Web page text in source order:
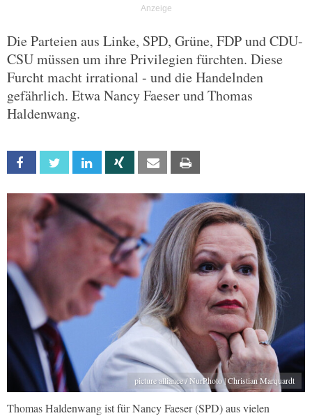
Die Parteien aus Linke, SPD, Grüne, FDP und CDU-
CSU müssen um ihre Privilegien fürchten. Diese
Furcht macht irrational - und die Handelnden
gefährlich. Etwa Nancy Faeser und Thomas
Haldenwang.
Facebook Twitter Linkedin Xing Email
picture alliance / NurPhoto | Christian Marquardt
Thomas Haldenwang ist für Nancy Faeser (SPD) aus vielen